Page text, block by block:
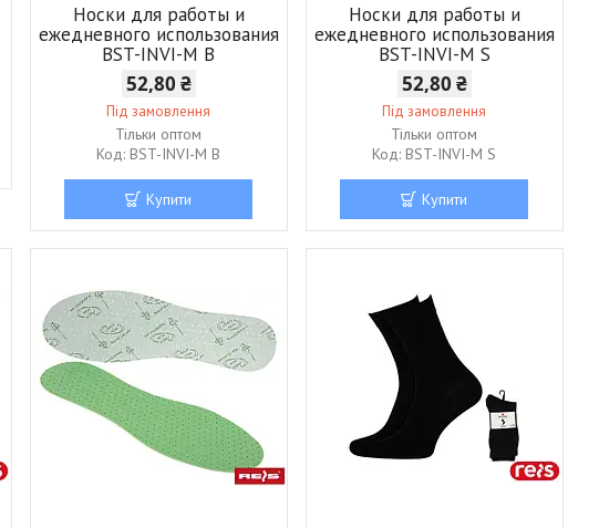
Носки для работы и
ежедневного использования
BST-INVI-M B
52,80 ₴
Під замовлення
Тільки оптом
BST-INVI-M B
Купити
Носки для работы и
ежедневного использования
BST-INVI-M S
52,80 ₴
Під замовлення
Тільки оптом
BST-INVI-M S
Купити